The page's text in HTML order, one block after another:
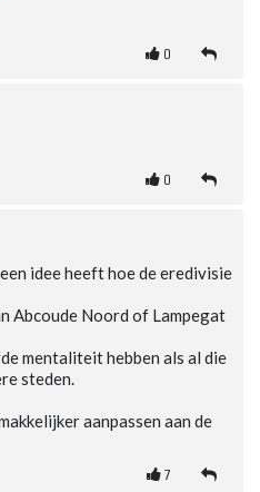
0
0
idee heeft hoe de eredivisie
Abcoude Noord of Lampegat
mentaliteit hebben als al die
steden.
aanpassen aan de
7